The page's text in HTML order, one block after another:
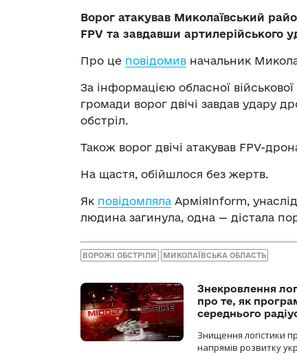
Ворог атакував Миколаївський
FPV та завдавши артилерійського
Про це повідомив начальник
За інформацією обласної військової
громади ворог двічі завдав удару
обстріл.
Також ворог двічі атакував FPV-
На щастя, обійшлося без жертв.
Як повідомляла АрміяInform,
людина загинула, одна — дістала
ВОРОЖІ ОБСТРІЛИ МИКОЛАЇВСЬКА ОБЛАСТЬ
Знекровлення
про те, як
середнього
Знищення логістики
напрямів розвитку